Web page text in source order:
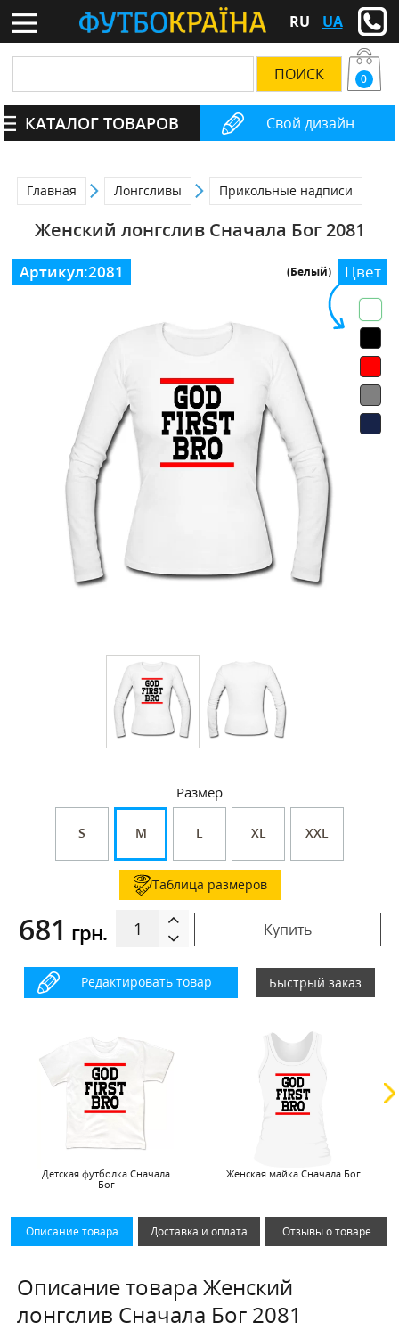
RU UA
Свой дизайн
0
КАТАЛОГ ТОВАРОВ
Главная Лонгсливы Прикольные надписи
Женский лонгслив Сначала Бог 2081
Цвет
(Белый)
Размер
S M L XL XXL
Таблица размеров
681 грн. Купить
Редактировать товар Быстрый заказ
Артикул:2081
Детская футболка Сначала
Бог
Женская майка Сначала Бог
Описание товара Доставка и оплата Отзывы о товаре
Описание товара Женский
лонгслив Сначала Бог 2081